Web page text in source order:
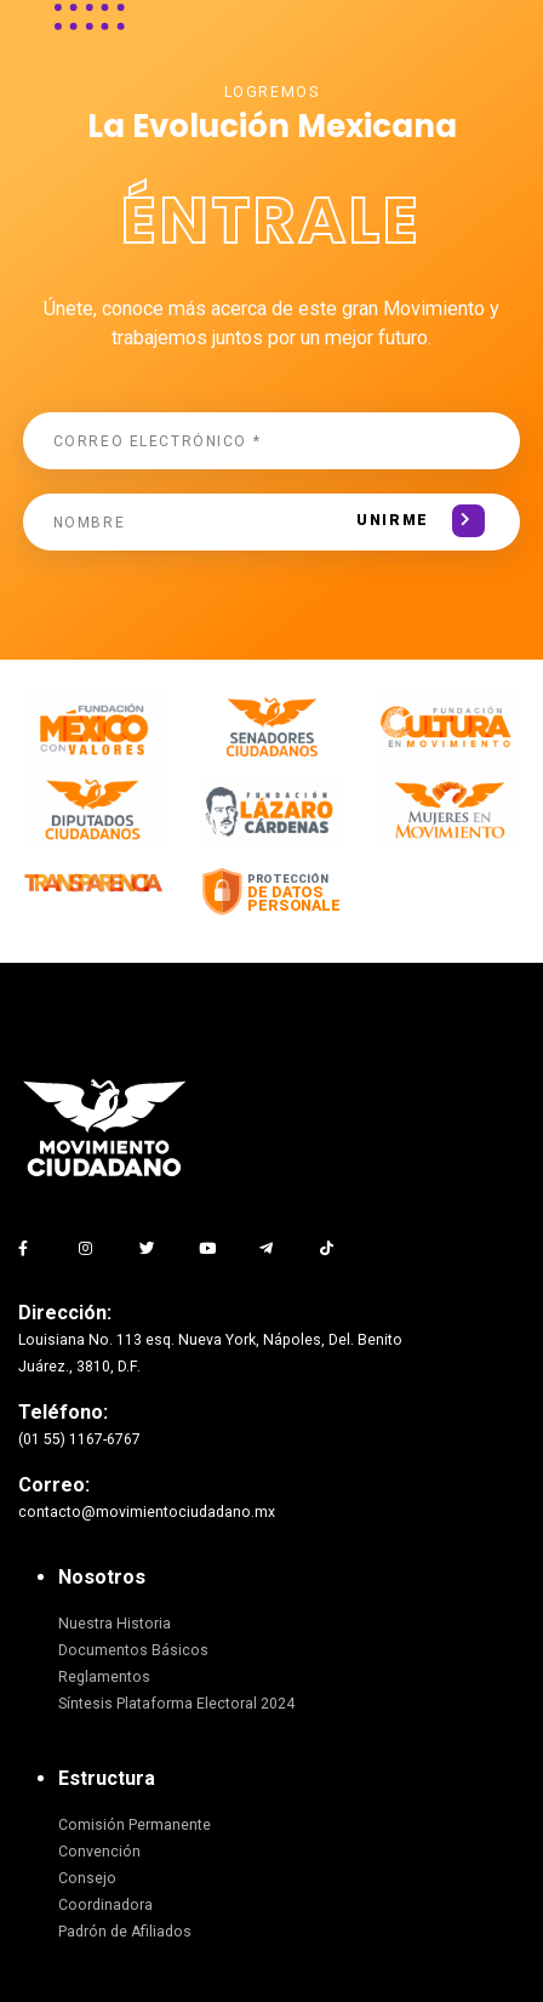
LOGREMOS
La Evolución Mexicana
ÉNTRALE
Únete, conoce más acerca de este gran Movimiento y
trabajemos juntos por un mejor futuro.
UNIRME
Dirección:
Louisiana No. 113 esq. Nueva York, Nápoles, Del. Benito
Juárez., 3810, D.F.
Teléfono:
(01 55) 1167-6767
Correo:
contacto@movimientociudadano.mx
Nosotros
Nuestra Historia
Documentos Básicos
Reglamentos
Síntesis Plataforma Electoral 2024
Estructura
Comisión Permanente
Convención
Consejo
Coordinadora
Padrón de Afiliados